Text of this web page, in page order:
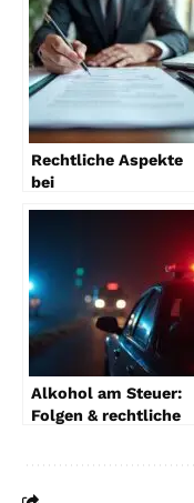
Rechtliche Aspekte
bei
Alkohol am Steuer:
Folgen & rechtliche